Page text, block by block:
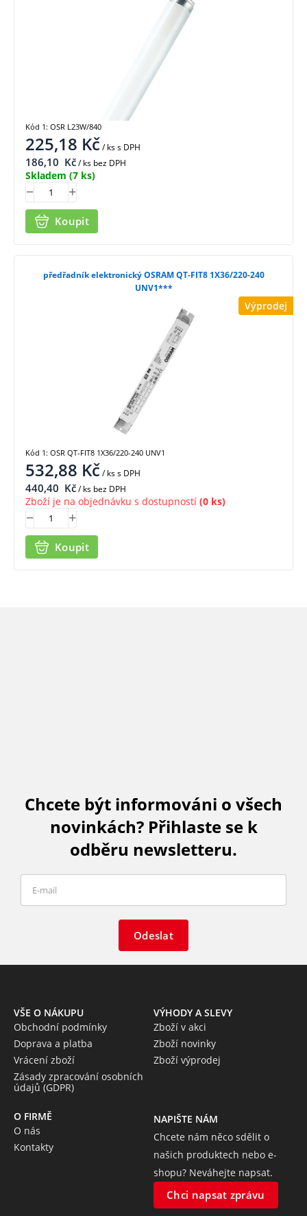
225,18 Kč/ kss DPH
186,10 Kč/ ks bez DPH
Skladem (7 ks)
Koupit
Kód 1: OSR L23W/840
Výprodej
předřadník elektronický OSRAM QT-FIT8 1X36/220-240
UNV1***
532,88 Kč/ kss DPH
440,40 Kč/ ks bez DPH
Zboží je na objednávku s dostupností (0 ks)
Koupit
Kód 1: OSR QT-FIT8 1X36/220-240 UNV1
Chcete být informováni o všech
novinkách? Přihlaste se k
odběru newsletteru.
Odeslat
VŠE O NÁKUPU
Obchodní podmínky
Doprava a platba
Vrácení zboží
Zásady zpracování osobních
údajů (GDPR)
VÝHODY A SLEVY
Zboží v akci
Zboží novinky
Zboží výprodej
O FIRMĚ
O nás
Kontakty
NAPIŠTE NÁM
Chcete nám něco sdělit o
našich produktech nebo e-
shopu? Neváhejte napsat.
Chci napsat zprávu